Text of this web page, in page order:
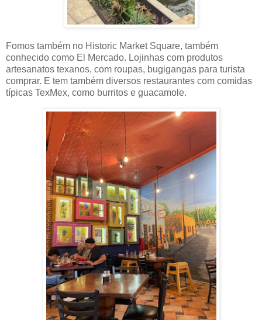
Fomos também no Historic Market Square, também
conhecido como El Mercado. Lojinhas com produtos
artesanatos texanos, com roupas, bugigangas para turista
comprar. E tem também diversos restaurantes com comidas
típicas TexMex, como burritos e guacamole.